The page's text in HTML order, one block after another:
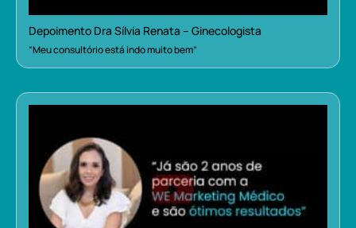
Depoimento Dra Sílvia Renata – Ginecologista
“Meu consultório está indo muito bem”